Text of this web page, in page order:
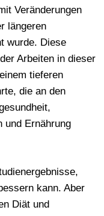
Veränderungen
längeren
wurde. Diese
Arbeiten in dieser
tieferen
die an den
und Ernährung
kann. Aber
Diät und